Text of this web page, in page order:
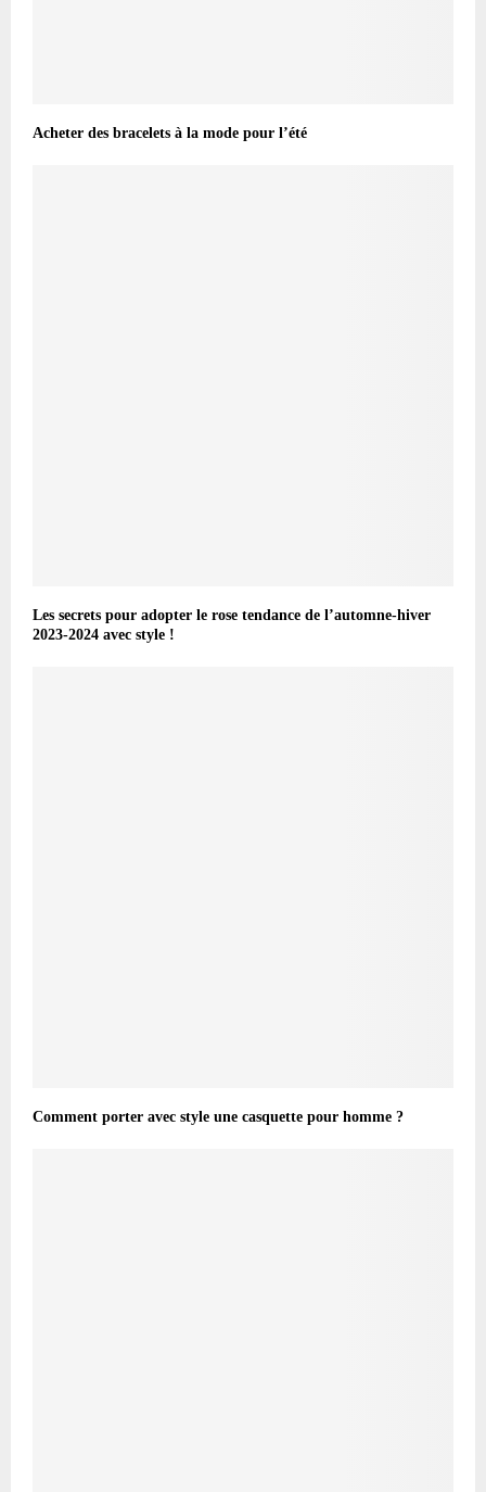
Acheter des bracelets à la mode pour l’été
Les secrets pour adopter le rose tendance de l’automne-hiver
2023-2024 avec style !
Comment porter avec style une casquette pour homme ?